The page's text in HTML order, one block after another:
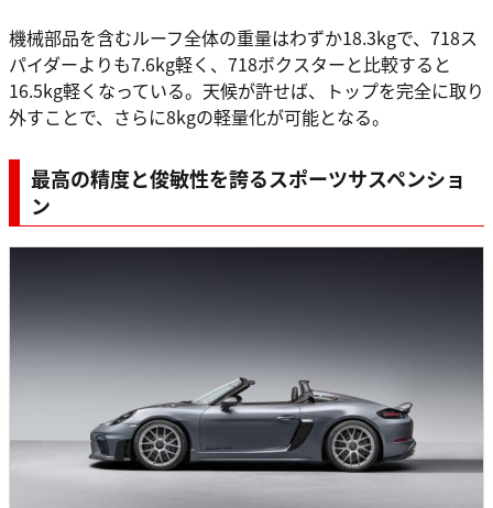
機械部品を含むルーフ全体の重量はわずか18.3kgで、718ス
パイダーよりも7.6kg軽く、718ボクスターと比較すると
16.5kg軽くなっている。天候が許せば、トップを完全に取り
外すことで、さらに8kgの軽量化が可能となる。
最高の精度と俊敏性を誇るスポーツサスペンショ
ン